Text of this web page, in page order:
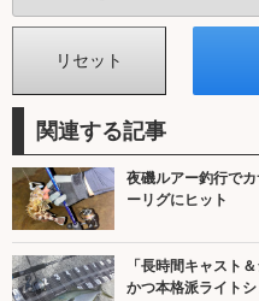
関連する記事
夜磯ルアー釣行で
ーリグにヒット
「長時間キャスト
かつ本格派ライト